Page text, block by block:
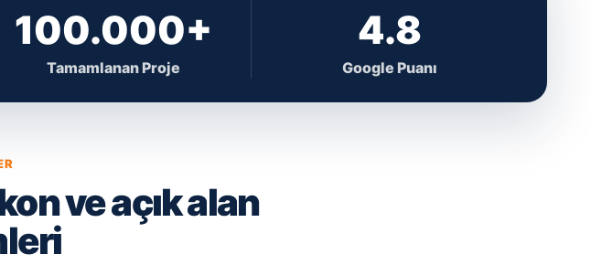
100.000+
Tamamlanan Proje
4.8
Google Puanı
ve açık alan